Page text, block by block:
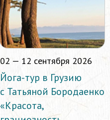
02 — 12 сентября 2026
Йога-тур в Грузию
с Татьяной Бородаенко
«Красота,